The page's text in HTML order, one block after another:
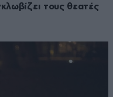
τους θεατές